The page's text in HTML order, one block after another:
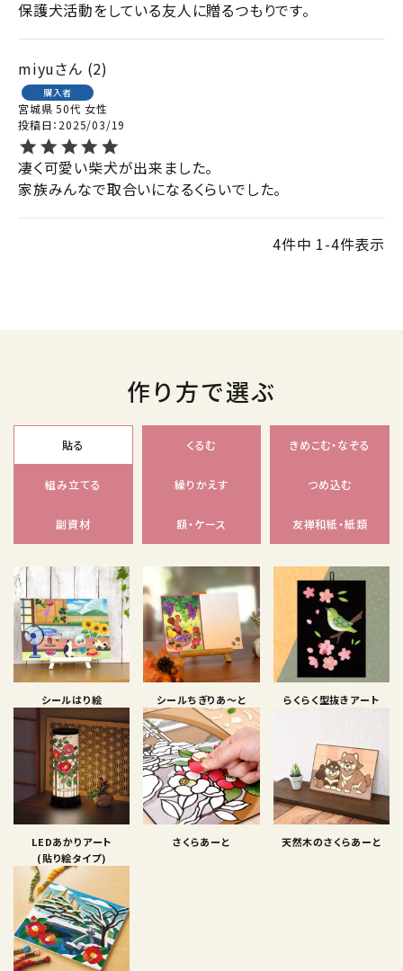
保護犬活動をしている友人に贈るつもりです。
miyu 2
購入者
宮城県 50代 女性
投稿日 2025/03/19
凄く可愛い柴犬が出来ました。
家族みんなで取合いになるくらいでした。
4件中 1-4件表示
作り方で選ぶ
貼る くるむ きめこむ・なぞる
組み立てる 繰りかえす つめ込む
副資材 額・ケース 友禅和紙・紙類
シールはり絵 シールちぎりあ〜と らくらく型抜きアート
LEDあかりアート
(貼り絵タイプ)
さくらあーと 天然木のさくらあーと